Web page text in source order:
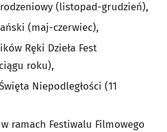
(listopad-grudzień),
(maj-czerwiec),
Ręki Dzieła Fest
roku),
Niepodległości (11
ramach Festiwalu Filmowego